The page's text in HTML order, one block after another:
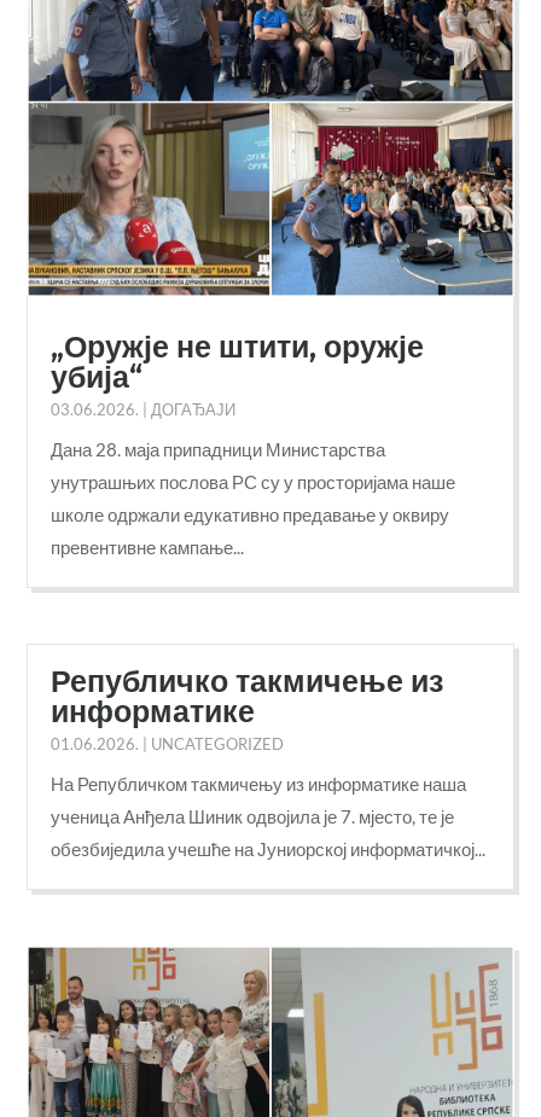
„Оружје не штити, оружје
убија“
03.06.2026. | ДОГАЂАЈИ
Дана 28. маја припадници Министарства
унутрашњих послова РС су у просторијама наше
школе одржали едукативно предавање у оквиру
превентивне кампање...
Републичко такмичење из
информатике
01.06.2026. UNCATEGORIZED
На Републичком такмичењу из информатике наша
ученица Анђела Шиник одвојила је 7. мјесто, те је
обезбиједила учешће на Јуниорској информатичкој...